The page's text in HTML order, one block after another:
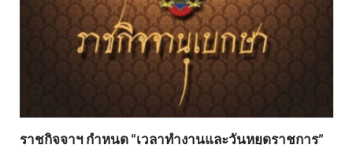
ราชกิจจาฯ กำหนด “เวลาทำงานและวันหยุดราชการ”